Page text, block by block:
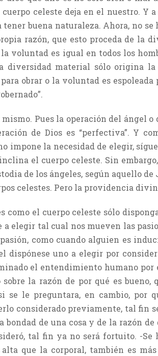
celeste deja en el nuestro. Y
buena naturaleza. Ahora, no se
razón, que esto proceda de la
voluntad es igual en todos los
diversidad material sólo origina
obrar o la voluntad es espoleada
Pues la operación del ángel
de Dios es “perfectiva”. Y
impone la necesidad de elegir,
el cuerpo celeste. Sin
de los ángeles, según aquello
celestes. Pero la providencia
como el cuerpo celeste sólo
elegir tal cual nos mueven las
como cuando alguien es
dispónese uno a elegir por
el entendimiento humano
la razón de por qué es
se le preguntara, en cambio, por
considerado previamente, tal fin
de una cosa y de la razón
tal fin ya no será fortuito. -Se
que la corporal, también es